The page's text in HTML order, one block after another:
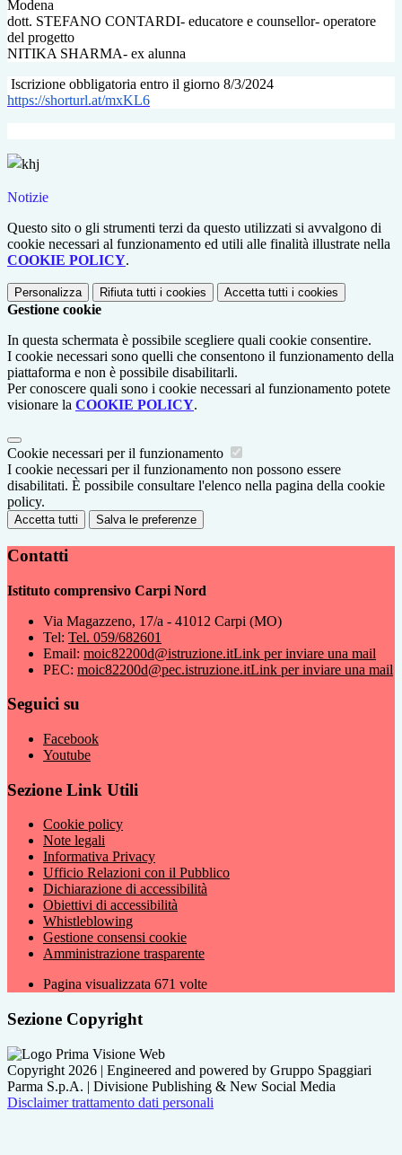
Modena
dott. STEFANO CONTARDI- educatore e counsellor- operatore
del progetto
NITIKA SHARMA- ex alunna
Iscrizione obbligatoria entro il giorno 8/3/2024
https://shorturl.at/mxKL6
Notizie
Questo sito o gli strumenti terzi da questo utilizzati si avvalgono di
cookie necessari al funzionamento ed utili alle finalità illustrate nella
COOKIE POLICY.
Personalizza Rifiuta tutti i cookies Accetta tutti i cookies
Gestione cookie
In questa schermata è possibile scegliere quali cookie consentire.
I cookie necessari sono quelli che consentono il funzionamento della
piattaforma e non è possibile disabilitarli.
Per conoscere quali sono i cookie necessari al funzionamento potete
visionare la COOKIE POLICY.
Cookie necessari per il funzionamento
I cookie necessari per il funzionamento non possono essere
disabilitati. È possibile consultare l'elenco nella pagina della cookie
policy.
Accetta tutti Salva le preferenze
Contatti
Istituto comprensivo Carpi Nord
Via Magazzeno, 17/a - 41012 Carpi (MO)
Tel: Tel. 059/682601
Email: moic82200d@istruzione.itLink per inviare una mail
PEC: moic82200d@pec.istruzione.itLink per inviare una mail
Seguici su
Facebook
Youtube
Sezione Link Utili
Cookie policy
Note legali
Informativa Privacy
Ufficio Relazioni con il Pubblico
Dichiarazione di accessibilità
Obiettivi di accessibilità
Whistleblowing
Gestione consensi cookie
Amministrazione trasparente
Pagina visualizzata 671 volte
Sezione Copyright
Copyright 2026 | Engineered and powered by Gruppo Spaggiari
Parma S.p.A. | Divisione Publishing & New Social Media
Disclaimer trattamento dati personali